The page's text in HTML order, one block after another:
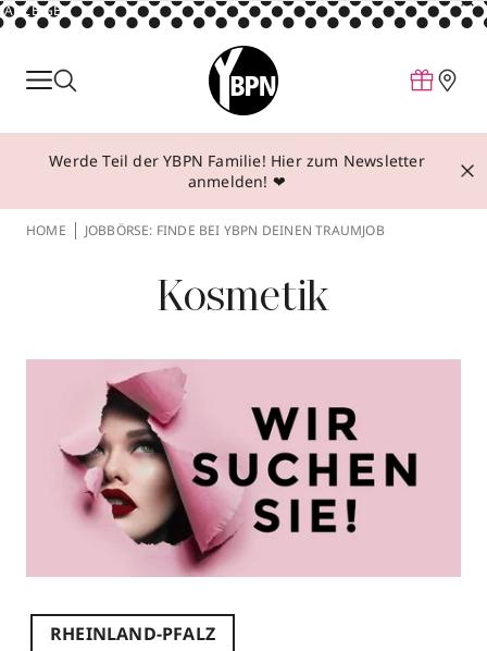
ANZEIGE
Parfum
Make-up
Behandlungen
Über YBPN
Aktionen
Storefinder
Werde Teil der YBPN Familie! Hier zum Newsletter
anmelden! ❤
HOME JOBBÖRSE: FINDE BEI YBPN DEINEN TRAUMJOB
Kosmetik
RHEINLAND-PFALZ